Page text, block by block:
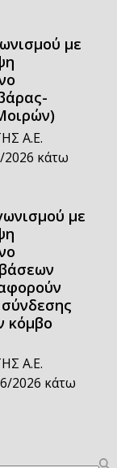
με
Α.Ε.
2026 κάτω
με
κόμβο
Α.Ε.
2026 κάτω